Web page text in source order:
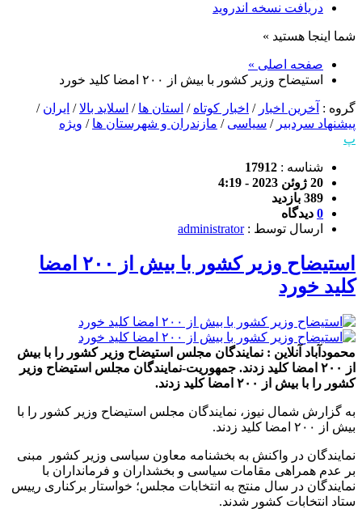
دریافت نسخه اندروید
شما اینجا هستید »
صفحه اصلی »
استیضاح وزیر کشور با بیش از ۲۰۰ امضا کلید خورد
گروه : آخرین اخبار / اخبار کوتاه / استان ها / اسلاید بالا/ ایران /
پیشنهاد سردبیر / سیاسی / مازندران و شهرستان ها / ویژه
پ
شناسه : 17912
20 ژوئن 2023 - 4:19
389 بازدید
0 دیدگاه
ارسال توسط :administrator
استیضاح وزیر کشور با بیش از ۲۰۰ امضا
کلید خورد
محمودآباد آنلاین : نمایندگان مجلس استیضاح وزیر کشور را با بیش
از ۲۰۰ امضا کلید زدند. جمهوریت-نمایندگان مجلس استیضاح وزیر
کشور را با بیش از ۲۰۰ امضا کلید زدند.
به گزارش شمال نیوز، نمایندگان مجلس استیضاح وزیر کشور را با
بیش از ۲۰۰ امضا کلید زدند.
نمایندگان در واکنش به بخشنامه معاون سیاسی وزیر کشور مبنی
بر عدم همراهی مقامات سیاسی و بخشداران و فرمانداران با
نمایندگان در سال منتج به انتخابات مجلس؛ خواستار برکناری رییس
ستاد انتخابات کشور شدند.